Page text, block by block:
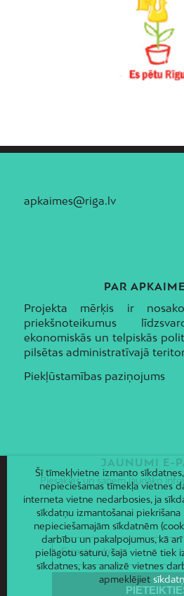
apkaimes@riga.lv
PAR
Projekta mērķis ir
priekšnoteikumus
ekonomiskās un telpiskās
pilsētas administratīvajā
Piekļūstamības paziņojums
JAUNUMI E-
Piesakies un saņem jaunāko
Šī tīmekļvietne izmanto
nepieciešamas tīmekļa vietnes
interneta vietne nedarbosies, ja
sīkdatņu izmantošanai
nepieciešamajām sīkdatnēm
darbību un pakalpojumus, kā
pielāgotu saturu, šajā vietnē tiek
sīkdatnes, kas analizē vietnes
apmeklējiet